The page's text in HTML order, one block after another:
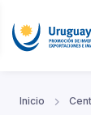
Inicio